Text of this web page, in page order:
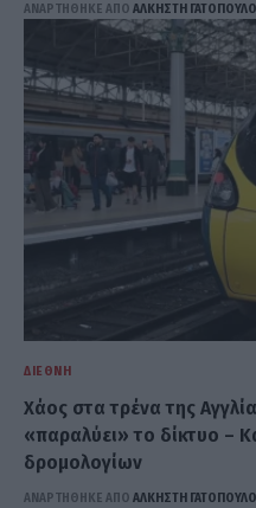
ΑΝΑΡΤΗΘΗΚΕ ΑΠΟ ΆΛΚΗΣΤΗ
ΔΙΕΘΝΉ
Χάος στα τρένα της
«παραλύει» το δίκτυο –
δρομολογίων
ΑΝΑΡΤΗΘΗΚΕ ΑΠΟ ΆΛΚΗΣΤΗ